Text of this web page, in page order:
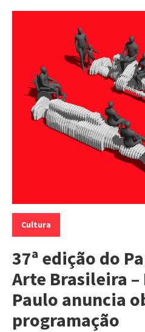
Categorias:
Cultura
37ª edição do
Arte Brasileira –
Paulo anuncia
programação